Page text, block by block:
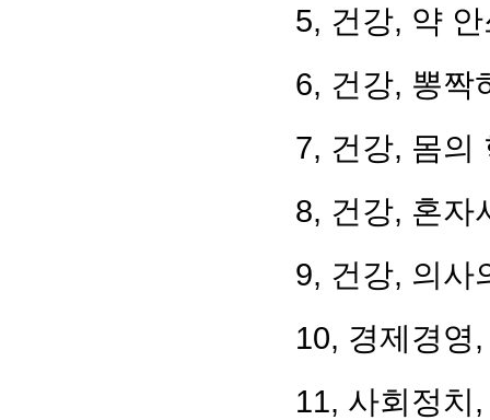
5, 건강, 약
6, 건강, 뽕짝
7, 건강, 몸의
8, 건강, 혼자
9, 건강, 의사
10, 경제경영
11, 사회정치